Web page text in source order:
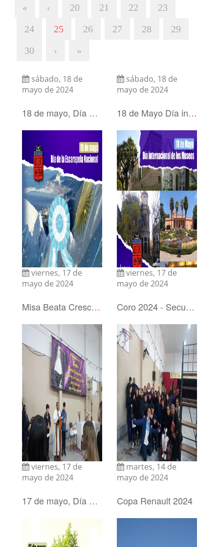
« ‹ 20 21 22
23
24
25 26 27 28
29
30
› »
sábado, 18 de
mayo de 2024
18 de mayo, Día de la Escarapela Nacional
sábado, 18 de
mayo de 2024
18 de Mayo Día internacional de los Museos
viernes, 17 de
mayo de 2024
Misa Beata Crescencia 2024
viernes, 17 de
mayo de 2024
Coro 2024 - Secundario
viernes, 17 de
mayo de 2024
17 de mayo, Día mundial del Reciclaje
martes, 14 de
mayo de 2024
Copa Renault 2024